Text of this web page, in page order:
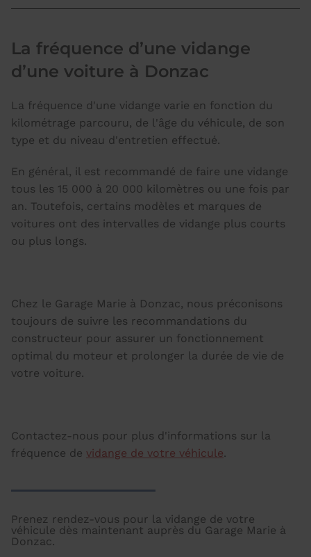
La fréquence d’une vidange
d’une voiture à Donzac
La fréquence d'une vidange varie en fonction du
kilométrage parcouru, de l'âge du véhicule, de son
type et du niveau d'entretien effectué.
En général, il est recommandé de faire une vidange
tous les 15 000 à 20 000 kilomètres ou une fois par
an. Toutefois, certains modèles et marques de
voitures ont des intervalles de vidange plus courts
ou plus longs.
Chez le Garage Marie à Donzac, nous préconisons
toujours de suivre les recommandations du
constructeur pour assurer un fonctionnement
optimal du moteur et prolonger la durée de vie de
votre voiture.
Contactez-nous pour plus d'informations sur la
fréquence de vidange de votre véhicule.
Prenez rendez-vous pour la vidange de votre
véhicule dès maintenant auprès du Garage Marie à
Donzac.